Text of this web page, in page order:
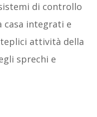
di controllo
integrati e
attività della
sprechi e